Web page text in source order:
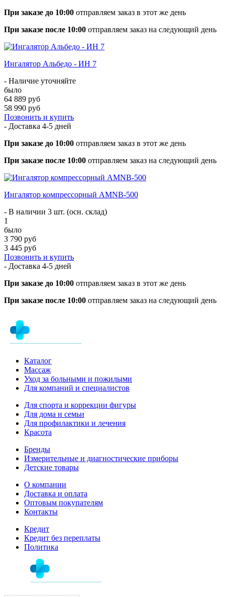
При заказе до 10:00 отправляем заказ в этот же день
При заказе после 10:00 отправляем заказ на следующий день
Ингалятор Альбедо - ИН 7
- Наличие уточняйте
было
64 889 руб
58 990 руб
Позвонить и купить
- Доставка 4-5 дней
При заказе до 10:00 отправляем заказ в этот же день
При заказе после 10:00 отправляем заказ на следующий день
Ингалятор компрессорный AMNB-500
- В наличии 3 шт. (осн. склад)
1
было
3 790 руб
3 445 руб
Позвонить и купить
- Доставка 4-5 дней
При заказе до 10:00 отправляем заказ в этот же день
При заказе после 10:00 отправляем заказ на следующий день
Каталог
Массаж
Уход за больными и пожилыми
Для компаний и специалистов
Для спорта и коррекции фигуры
Для дома и семьи
Для профилактики и лечения
Красота
Бренды
Измерительные и диагностические приборы
Детские товары
О компании
Доставка и оплата
Оптовым покупателям
Контакты
Кредит
Кредит без переплаты
Политика